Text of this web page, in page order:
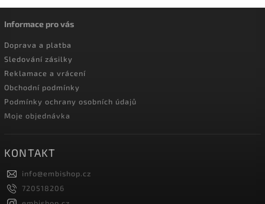
Informace pro vás
Doprava a platba
Sledování zásilky
Reklamace a vrácení
Obchodní podmínky
Podmínky ochrany osobních údajů
Moje objednávka
KONTAKT
info@embishop.cz
720518206